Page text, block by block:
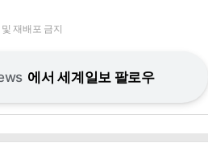
재배포 금지
에서 세계일보 팔로우